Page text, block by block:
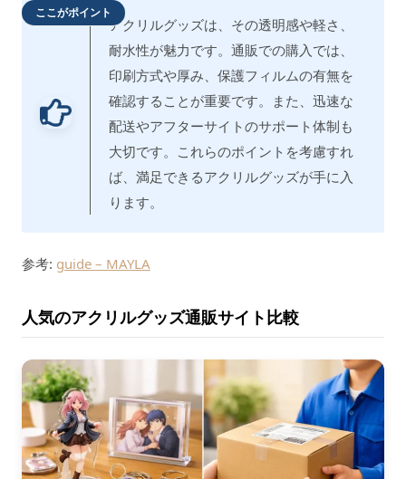
ここがポイント
アクリルグッズは、その透明感や軽さ、
耐水性が魅力です。通販での購入では、
印刷方式や厚み、保護フィルムの有無を
確認することが重要です。また、迅速な
配送やアフターサイトのサポート体制も
大切です。これらのポイントを考慮すれ
ば、満足できるアクリルグッズが手に入
ります。
参考: guide – MAYLA
人気のアクリルグッズ通販サイト比較